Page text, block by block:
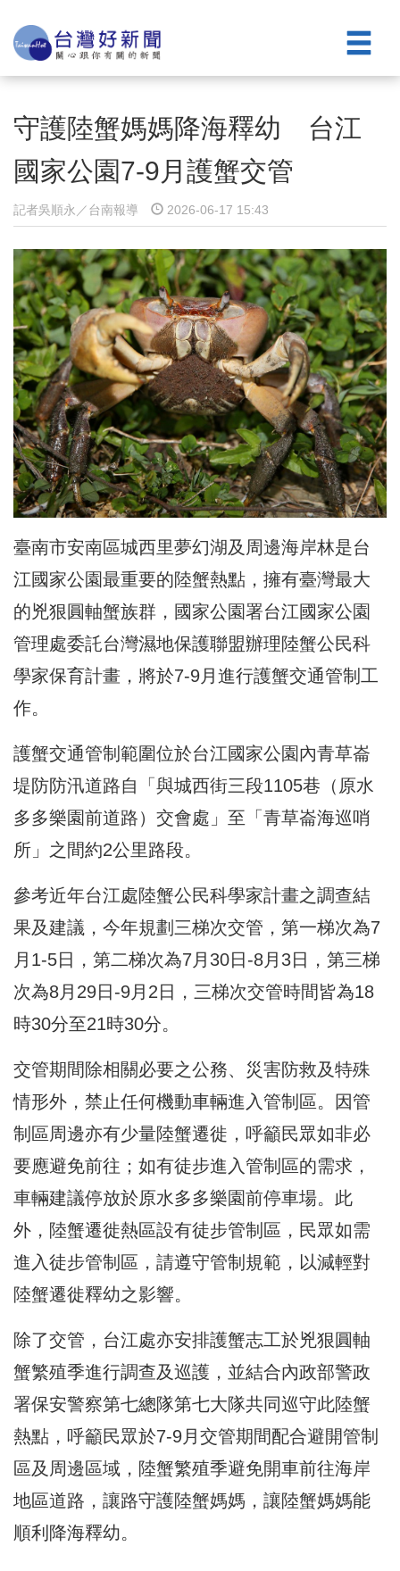
守護陸蟹媽媽降海釋幼 台江
國家公園7-9月護蟹交管
記者吳順永／台南報導 2026-06-17 15:43
臺南市安南區城西里夢幻湖及周邊海岸林是台
江國家公園最重要的陸蟹熱點，擁有臺灣最大
的兇狠圓軸蟹族群，國家公園署台江國家公園
管理處委託台灣濕地保護聯盟辦理陸蟹公民科
學家保育計畫，將於7-9月進行護蟹交通管制工
作。
護蟹交通管制範圍位於台江國家公園內青草崙
堤防防汛道路自「與城西街三段1105巷（原水
多多樂園前道路）交會處」至「青草崙海巡哨
所」之間約2公里路段。
參考近年台江處陸蟹公民科學家計畫之調查結
果及建議，今年規劃三梯次交管，第一梯次為7
月1-5日，第二梯次為7月30日-8月3日，第三梯
次為8月29日-9月2日，三梯次交管時間皆為18
時30分至21時30分。
交管期間除相關必要之公務、災害防救及特殊
情形外，禁止任何機動車輛進入管制區。因管
制區周邊亦有少量陸蟹遷徙，呼籲民眾如非必
要應避免前往；如有徒步進入管制區的需求，
車輛建議停放於原水多多樂園前停車場。此
外，陸蟹遷徙熱區設有徒步管制區，民眾如需
進入徒步管制區，請遵守管制規範，以減輕對
陸蟹遷徙釋幼之影響。
除了交管，台江處亦安排護蟹志工於兇狠圓軸
蟹繁殖季進行調查及巡護，並結合內政部警政
署保安警察第七總隊第七大隊共同巡守此陸蟹
熱點，呼籲民眾於7-9月交管期間配合避開管制
區及周邊區域，陸蟹繁殖季避免開車前往海岸
地區道路，讓路守護陸蟹媽媽，讓陸蟹媽媽能
順利降海釋幼。